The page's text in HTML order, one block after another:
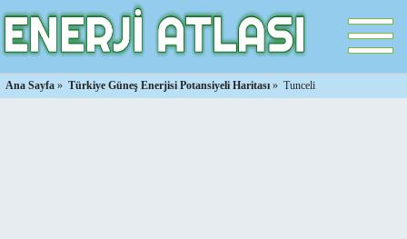
Ana Sayfa » Türkiye Güneş Enerjisi Potansiyeli Haritası » Tunceli